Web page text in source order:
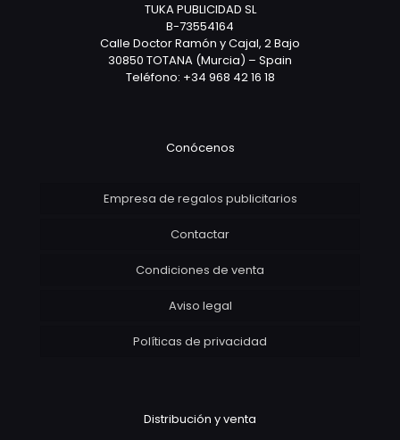
TUKA PUBLICIDAD SL
B-73554164
Calle Doctor Ramón y Cajal, 2 Bajo
30850 TOTANA (Murcia) – Spain
Teléfono: +34 968 42 16 18
Conócenos
Empresa de regalos publicitarios
Contactar
Condiciones de venta
Aviso legal
Políticas de privacidad
Distribución y venta